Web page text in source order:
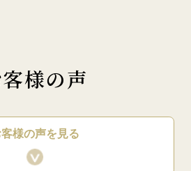
様の声
様の声を見る